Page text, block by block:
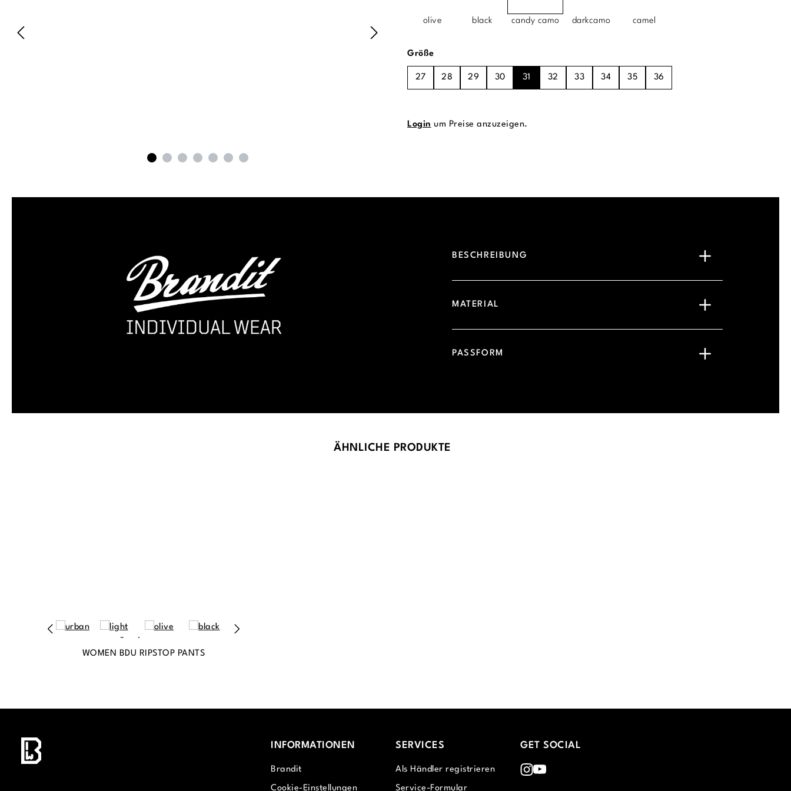
olive black candy camo darkcamo camel
Größeauswählen
27 28 29 30 31 32 33 34 35 36
Login um Preise anzuzeigen.
BESCHREIBUNG
MATERIAL
PASSFORM
ÄHNLICHE PRODUKTE
WOMEN BDU RIPSTOP PANTS
INFORMATIONEN
Brandit
Cookie-Einstellungen
SERVICES
Als Händler registrieren
Service-Formular
GET SOCIAL
Instagram
Youtube